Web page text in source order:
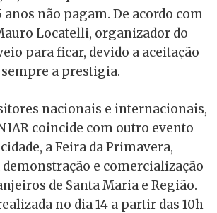
anos não pagam. De acordo com
Locatelli, organizador do
para ficar, devido a aceitação
a prestigia.
nacionais e internacionais,
coincide com outro evento
a Feira da Primavera,
e comercialização
de Santa Maria e Região.
no dia 14 a partir das 10h